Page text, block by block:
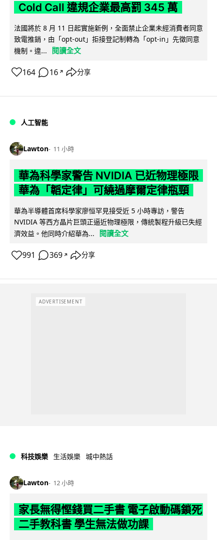
Cold Call 違規企業最高罰 345 萬
法國將於 8 月 11 日起實施新例，全面禁止企業未經消費者同意
致電推銷，由「opt-out」拒接登記制轉為「opt-in」先徵同意
機制。違...
閱讀全文
164 16 ↗ 分享
人工智能
Lawton 11 小時
華為科學家警告 NVIDIA 已近物理極限
華為「韜定律」可繞過摩爾定律瓶頸
華為半導體首席科學家廖恒罕見接受近 5 小時專訪，警告
NVIDIA 等西方晶片巨頭正逼近物理極限，傳統製程升級已失經
濟效益。他同時介紹華為...
閱讀全文
991 369 ↗ 分享
ADVERTISEMENT
科技娛樂 生活娛樂 城中熱話
Lawton 12 小時
家長無得慳錢買二手書 電子啟動碼鎖死
二手教科書 學生無法做功課